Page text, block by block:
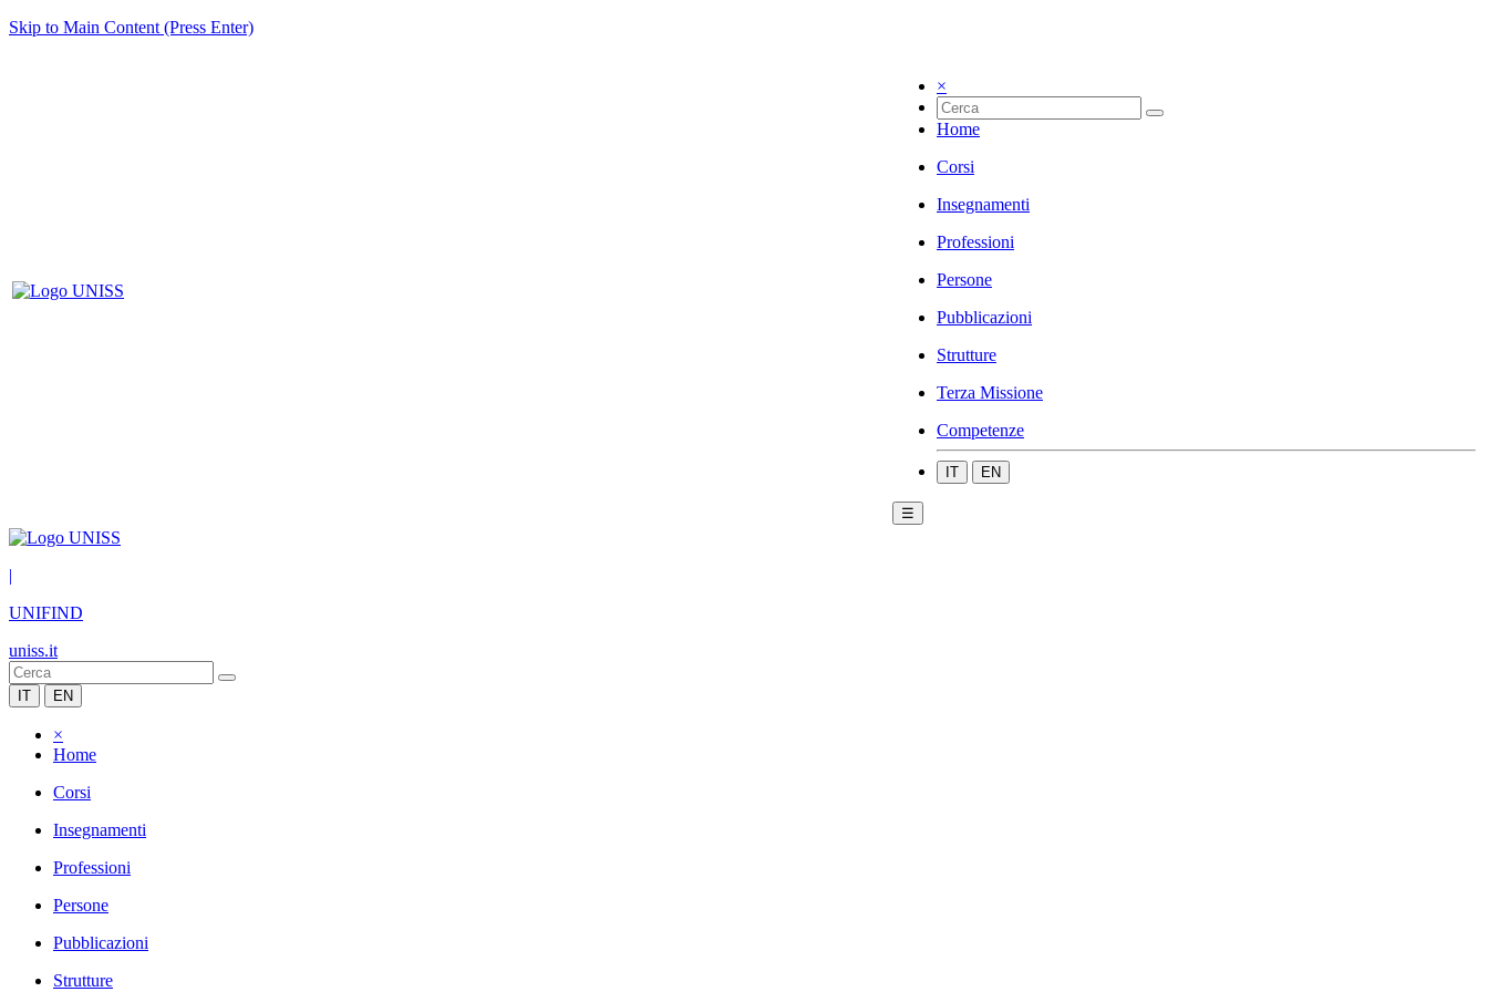
Skip to Main Content (Press Enter)
×
Home
Corsi
Insegnamenti
Professioni
Persone
Pubblicazioni
Strutture
Terza Missione
Competenze
IT EN
☰
|
UNIFIND
uniss.it
IT EN
×
Home
Corsi
Insegnamenti
Professioni
Persone
Pubblicazioni
Strutture